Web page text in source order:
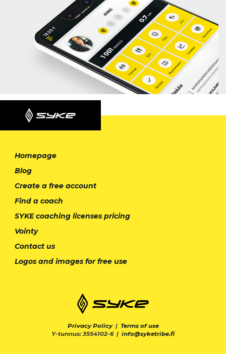
Homepage
Blog
Create a free account
Find a coach
SYKE coaching licenses pricing
Vointy
Contact us
Logos and images for free use
Privacy Policy| Terms of use
Y-tunnus: 3554102-6 | info@syketribe.fi